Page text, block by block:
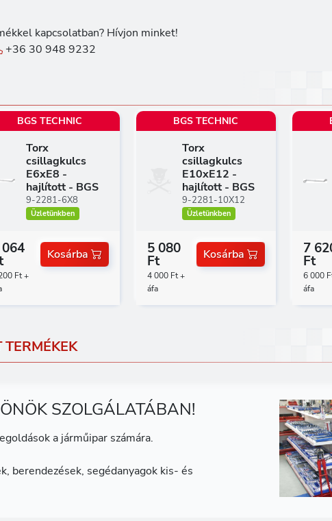
kapcsolatban? Hívjon minket!
+36 30 948 9232
BGS TECHNIC
Torx
csillagkulcs
E6xE8 -
hajlított - BGS
9-2281-6X8
Üzletünkben
Ft +
Kosárba
BGS TECHNIC
Torx
csillagkulcs
E10xE12 -
hajlított - BGS
9-2281-10X12
Üzletünkben
5 080
Ft
4 000 Ft +
áfa
Kosárba 7
Ft
6 000
áfa
SZOLGÁLATÁBAN!
a járműipar számára.
berendezések, segédanyagok kis- és